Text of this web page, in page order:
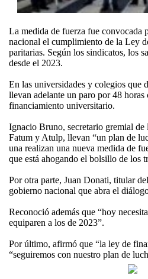
La medida de fuerza fue convocada
nacional el cumplimiento de la Ley
paritarias. Según los sindicatos, los
desde el 2023.
En las universidades y colegios que
llevan adelante un paro por 48
financiamiento universitario.
Ignacio Bruno, secretario gremial
Fatum y Atulp, llevan “un plan de
una realizan una nueva medida de
que está ahogando el bolsillo de los
Por otra parte, Juan Donati, titular
gobierno nacional que abra el
Reconoció además que “hoy
equiparen a los de 2023”.
Por último, afirmó que “la ley de
“seguiremos con nuestro plan de